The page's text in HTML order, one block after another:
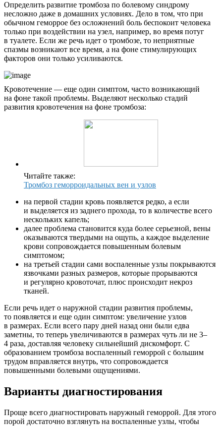
Определить развитие тромбоза по болевому синдрому
несложно даже в домашних условиях. Дело в том, что при
обычном геморрое без осложнений боль беспокоит человека
только при воздействии на узел, например, во время потуг
в туалете. Если же речь идет о тромбозе, то неприятные
спазмы возникают все время, а на фоне стимулирующих
факторов они только усиливаются.
Кровотечение — еще один симптом, часто возникающий
на фоне такой проблемы. Выделяют несколько стадий
развития кровотечения на фоне тромбоза:
Читайте также:
Тромбоз геморроидальных вен и узлов
на первой стадии кровь появляется редко, а если
и выделяется из заднего прохода, то в количестве всего
нескольких капель;
далее проблема становится куда более серьезной, вены
оказываются твердыми на ощупь, а каждое выделение
крови сопровождается повышенным болевым
симптомом;
на третьей стадии сами воспаленные узлы покрываются
язвочками разных размеров, которые прорываются
и регулярно кровоточат, плюс происходит некроз
тканей.
Если речь идет о наружной стадии развития проблемы,
то появляется и еще один симптом: увеличение узлов
в размерах. Если всего пару дней назад они были едва
заметны, то теперь увеличиваются в размерах чуть ли не 3–
4 раза, доставляя человеку сильнейший дискомфорт. С
образованием тромбоза воспаленный геморрой с большим
трудом вправляется внутрь, что сопровождается
повышенными болевыми ощущениями.
Варианты диагностирования
Проще всего диагностировать наружный геморрой. Для этого
порой достаточно взглянуть на воспаленные узлы, чтобы